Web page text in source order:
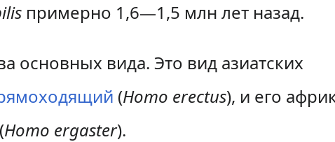
примерно 1,6—1,5 млн лет назад.
основных вида. Это вид азиатских
(Homo erectus), и его
(Homo ergaster).